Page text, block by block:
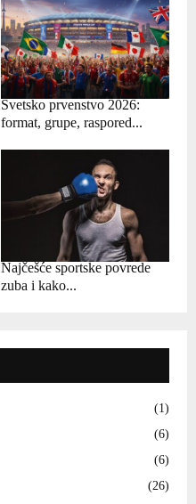
Svetsko prvenstvo 2026:
format, grupe, raspored...
Najčešće sportske povrede
zuba i kako...
(1)
(6)
(6)
(26)